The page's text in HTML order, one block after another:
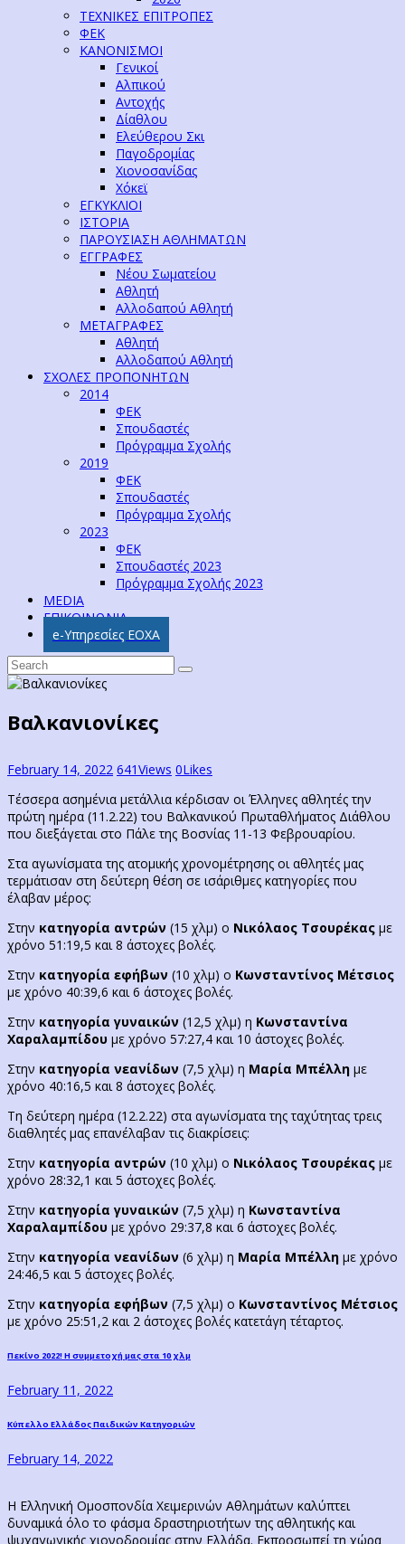
ΤΕΧΝΙΚΕΣ ΕΠΙΤΡΟΠΕΣ
ΦΕΚ
ΚΑΝΟΝΙΣΜΟΙ
Γενικοί
Αλπικού
Αντοχής
Δίαθλου
Ελεύθερου Σκι
Παγοδρομίας
Χιονοσανίδας
Χόκεϊ
ΕΓΚΥΚΛΙΟΙ
ΙΣΤΟΡΙΑ
ΠΑΡΟΥΣΙΑΣΗ ΑΘΛΗΜΑΤΩΝ
ΕΓΓΡΑΦΕΣ
Νέου Σωματείου
Αθλητή
Αλλοδαπού Αθλητή
ΜΕΤΑΓΡΑΦΕΣ
Αθλητή
Αλλοδαπού Αθλητή
ΣΧΟΛΕΣ ΠΡΟΠΟΝΗΤΩΝ
2014
ΦΕΚ
Σπουδαστές
Πρόγραμμα Σχολής
2019
ΦΕΚ
Σπουδαστές
Πρόγραμμα Σχολής
2023
ΦΕΚ
Σπουδαστές 2023
Πρόγραμμα Σχολής 2023
MEDIA
ΕΠΙΚΟΙΝΩΝΙΑ
e-Υπηρεσίες ΕΟΧΑ
Βαλκανιονίκες
February 14, 2022 641Views 0Likes
Τέσσερα ασημένια μετάλλια κέρδισαν οι Έλληνες αθλητές την
πρώτη ημέρα (11.2.22) του Βαλκανικού Πρωταθλήματος Διάθλου
που διεξάγεται στο Πάλε της Βοσνίας 11-13 Φεβρουαρίου.
Στα αγωνίσματα της ατομικής χρονομέτρησης οι αθλητές μας
τερμάτισαν στη δεύτερη θέση σε ισάριθμες κατηγορίες που
έλαβαν μέρος:
Στην κατηγορία αντρών (15 χλμ) ο Νικόλαος Τσουρέκας με
χρόνο 51:19,5 και 8 άστοχες βολές.
Στην κατηγορία εφήβων (10 χλμ) ο Κωνσταντίνος Μέτσιος
με χρόνο 40:39,6 και 6 άστοχες βολές.
Στην κατηγορία γυναικών (12,5 χλμ) η Κωνσταντίνα
Χαραλαμπίδου με χρόνο 57:27,4 και 10 άστοχες βολές.
Στην κατηγορία νεανίδων (7,5 χλμ) η Μαρία Μπέλλη με
χρόνο 40:16,5 και 8 άστοχες βολές.
Τη δεύτερη ημέρα (12.2.22) στα αγωνίσματα της ταχύτητας τρεις
διαθλητές μας επανέλαβαν τις διακρίσεις:
Στην κατηγορία αντρών (10 χλμ) ο Νικόλαος Τσουρέκας με
χρόνο 28:32,1 και 5 άστοχες βολές.
Στην κατηγορία γυναικών (7,5 χλμ) η Κωνσταντίνα
Χαραλαμπίδου με χρόνο 29:37,8 και 6 άστοχες βολές.
Στην κατηγορία νεανίδων (6 χλμ) η Μαρία Μπέλλη με χρόνο
24:46,5 και 5 άστοχες βολές.
Στην κατηγορία εφήβων (7,5 χλμ) ο Κωνσταντίνος Μέτσιος
με χρόνο 25:51,2 και 2 άστοχες βολές κατετάγη τέταρτος.
Post
navigation
Previous
Πεκίνο 2022! Η συμμετοχή μας στα 10 χλμ
February 11, 2022
Next
Κύπελλο Ελλάδος Παιδικών Κατηγοριών
February 14, 2022
Η Ελληνική Ομοσπονδία Χειμερινών Αθλημάτων καλύπτει
δυναμικά όλο το φάσμα δραστηριοτήτων της αθλητικής και
ψυχαγωγικής χιονοδρομίας στην Ελλάδα. Εκπροσωπεί τη χώρα